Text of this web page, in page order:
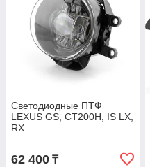
Светодиодные ПТФ
LEXUS GS, CT200H, IS LX,
RX
62 400 ₸